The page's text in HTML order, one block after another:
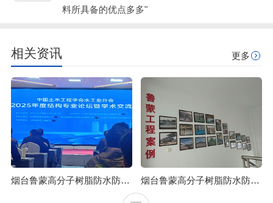
料所具备的优点多多"
相关资讯 更多
烟台鲁蒙高分子树脂防水防腐涂料可应用于石油化工行业 烟台鲁蒙高分子树脂防水防腐涂料可防止混凝土浒苔附着